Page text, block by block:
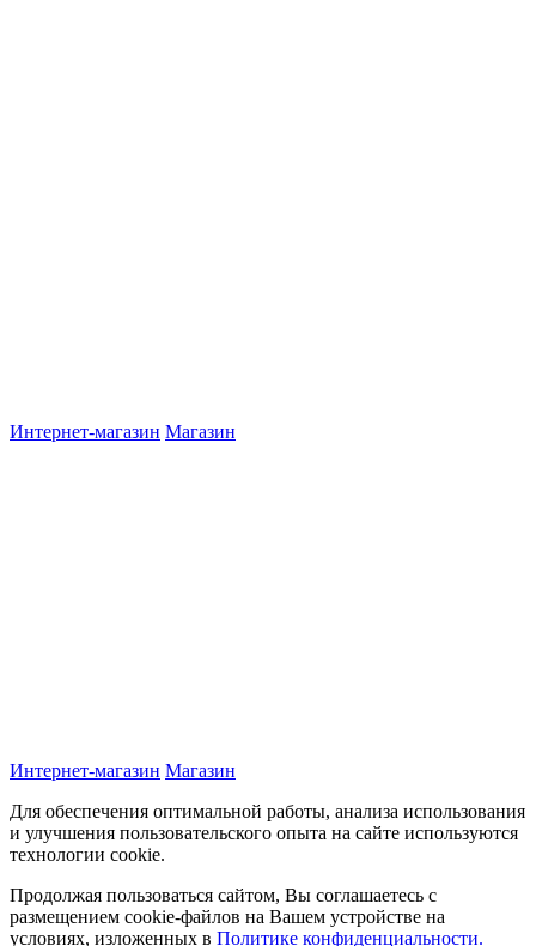
Интернет-магазин Магазин
Интернет-магазин Магазин
Для обеспечения оптимальной работы, анализа использования
и улучшения пользовательского опыта на сайте используются
технологии cookie.
Продолжая пользоваться сайтом, Вы соглашаетесь с
размещением cookie-файлов на Вашем устройстве на
условиях, изложенных в Политике конфиденциальности.